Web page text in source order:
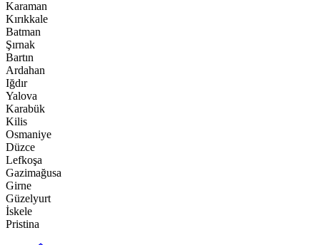
Karaman
Kırıkkale
Batman
Şırnak
Bartın
Ardahan
Iğdır
Yalova
Karabük
Kilis
Osmaniye
Düzce
Lefkoşa
Gazimağusa
Girne
Güzelyurt
İskele
Pristina